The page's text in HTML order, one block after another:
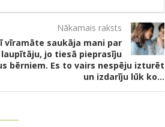
Nākamais raksts
vīramāte saukāja mani par
laupītāju, jo tiesā pieprasīju
bērniem. Es to vairs nespēju izturēt
un izdarīju lūk ko…